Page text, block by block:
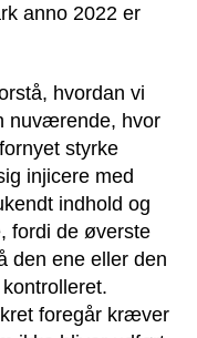
anno 2022 er
hvordan vi
nuværende, hvor
styrke
injicere med
indhold og
fordi de øverste
den ene eller den
foregår kræver